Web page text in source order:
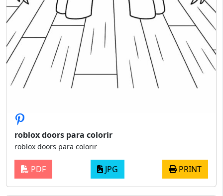
roblox doors para colorir
roblox doors para colorir
PDF JPG PRINT